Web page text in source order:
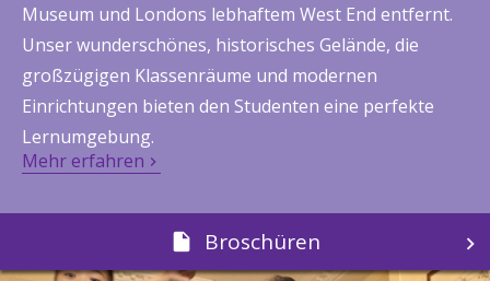
Museum und Londons lebhaftem West End entfernt.
Unser wunderschönes, historisches Gelände, die
großzügigen Klassenräume und modernen
Einrichtungen bieten den Studenten eine perfekte
Lernumgebung.
Mehr erfahren
Broschüren